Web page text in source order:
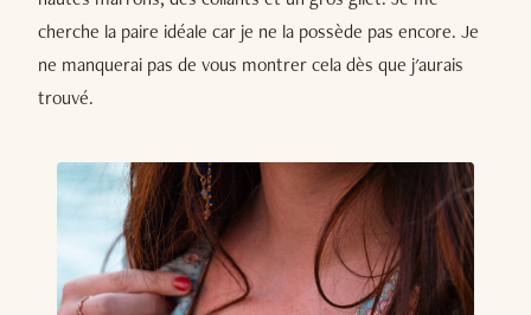
cherche la paire idéale car je ne la possède pas encore. Je
ne manquerai pas de vous montrer cela dès que j'aurais
trouvé.